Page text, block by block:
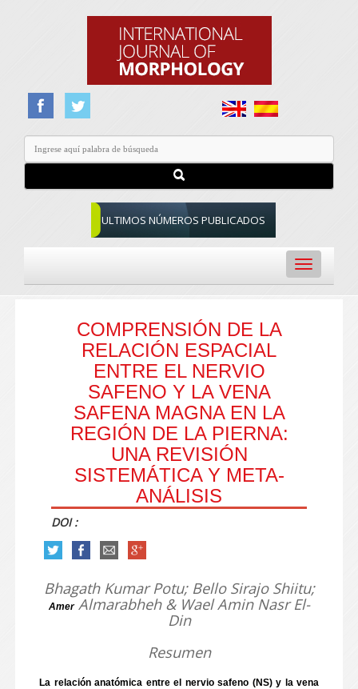
ULTIMOS NÚMEROS PUBLICADOS
Toggle
navigation
COMPRENSIÓN DE LA
RELACIÓN ESPACIAL
ENTRE EL NERVIO
SAFENO Y LA VENA
SAFENA MAGNA EN LA
REGIÓN DE LA PIERNA:
UNA REVISIÓN
SISTEMÁTICA Y META-
ANÁLISIS
DOI :
Bhagath Kumar Potu; Bello Sirajo Shiitu;
AmerAlmarabheh & Wael Amin Nasr El-
Din
Resumen
La relación anatómica entre el nervio safeno (NS) y la vena